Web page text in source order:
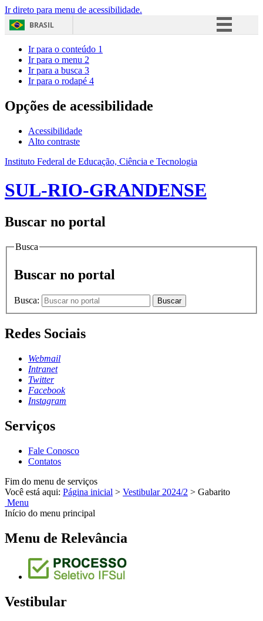
Ir direto para menu de acessibilidade.
BRASIL
Acesso à informação
Ir para o conteúdo 1
Ir para o menu 2
Ir para a busca 3
Ir para o rodapé 4
Opções de acessibilidade
Acessibilidade
Alto contraste
Instituto Federal de Educação, Ciência e Tecnologia
SUL-RIO-GRANDENSE
Buscar no portal
Busca
Buscar no portal
Busca: Buscar
Redes Sociais
Webmail
Intranet
Twitter
Facebook
Instagram
Serviços
Fale Conosco
Contatos
Fim do menu de serviços
Você está aqui: Página inicial > Vestibular 2024/2 > Gabarito
Menu
Início do menu principal
Menu de Relevância
Vestibular